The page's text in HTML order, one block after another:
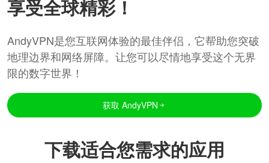
享受全球精彩！
AndyVPN是您互联网体验的最佳伴侣，它帮助您突破
地理边界和网络屏障。让您可以尽情地享受这个无界
限的数字世界！
获取 AndyVPN
下载适合您需求的应用